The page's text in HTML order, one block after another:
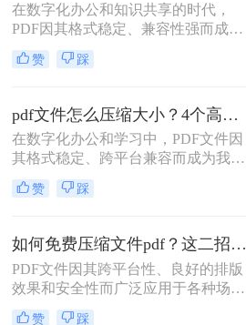
在数字化办公和知识共享的时代，
PDF因其格式稳定、兼容性强而成为
文档传输的首选。然而，庞大的PDF
文件时常为我们带来困扰：邮箱附件
下载耗时、设备存储空间告急。pdf压
缩文件怎么压缩最小，成为许多人迫
切需要的技能。
赞 踩
pdf文件怎么压缩大小？4个高效传输与存储方法详解！
在数字化办公和学习中，PDF文件因
其格式稳定、跨平台兼容而成为我们
日常交流的首选格式。然而，过大的
PDF文件——无论是包含大量高分辨
书，还是设计精美的产品手册——都
会给邮件发送、云端存储和即时传输
带来诸多不便。幸运的是，通过一系
列高效的方法，我们可以显著减小
PDF文件的体积，而无需牺牲过多的
赞 踩
如何免费压缩文件pdf？这二招快来看！
PDF文件因其跨平台性、良好的排版
效果和安全性而广泛应用于各种场
合。然而，过大的PDF文件可能会给
赞 踩